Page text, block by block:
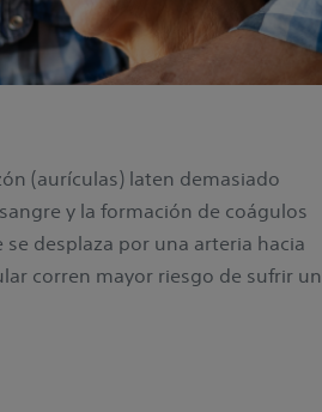
(aurículas) laten demasiado
y la formación de coágulos
desplaza por una arteria hacia
corren mayor riesgo de sufrir un